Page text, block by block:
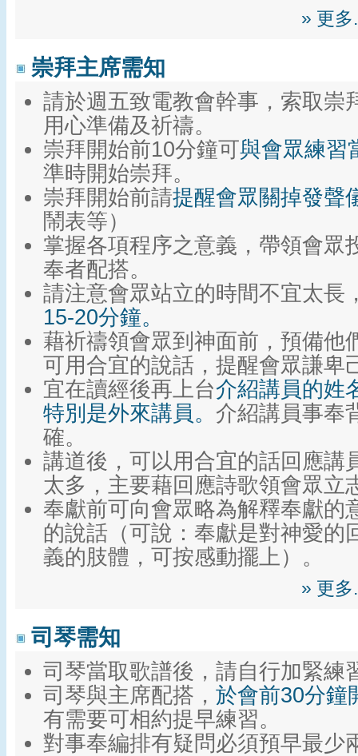
» 更
崇拜主席需知
請於週五致電教會幹事，索取崇
用心準備及祈禱。
崇拜開始前10分鐘可與會眾練習
準時開始崇拜。
崇拜開始前請提醒會眾關掉發聲
鬧表等）
掌握各項程序之意義，帶領會眾
奉者配搭。
請注意會眾站立的時間不宜太長
15-20分鐘。
藉祈禱領會眾到神面前，預備他
可用合宜的說話，提醒會眾謙卑
宜在讀經後再上台介紹講員的姓
特別是外來講員。 介紹講員事奉
確。
講道後，可以用合宜的話回應講
太多，主要藉回應詩歌領會眾立
奉獻前可向會眾略為解釋奉獻的
的說話（可說：奉獻是對神愛的
義的肢體，可按感動擺上）。
» 更
司琴需知
司琴當取歌譜後，請自行加緊練
司琴與主席配搭， 於會前30分鐘
有需要可相約提早練習。
對事奉編排有疑問必須預早最少